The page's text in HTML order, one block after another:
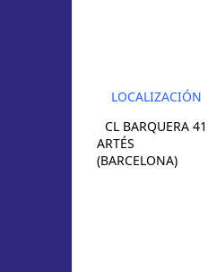
LOCALIZACIÓN
CL BARQUERA 41
ARTÉS
(BARCELONA)